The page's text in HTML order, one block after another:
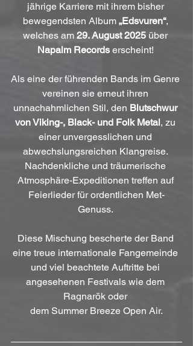
jährige Karriere mit ihrem bisher
bewegendsten Album „Edsvuren“,
welches am 29. August 2025 über
Napalm Records erscheint!
Als eine der führenden Bands im Genre
vereinen sie erneut ihren
unnachahmlichen Stil, den Blutschwur
von Viking-, Black- und Folk Metal, zu
einer unvergesslichen und
abwechslungsreichen Klangreise.
Nachdenkliche und träumerische
Atmosphäre-Expeditionen treffen auf
Feierlieder für ordentlichen Met-
Genuss.
Diese Mischung bescherte der Band
eine treue internationale Fangemeinde
und viel beachtete Auftritte bei
angesehenen Festivals wie dem
Ragnarök oder
dem Summer Breeze Open Air.